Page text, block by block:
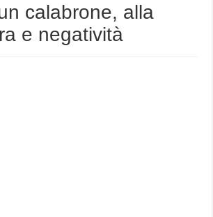
calabrone, alla
e negatività